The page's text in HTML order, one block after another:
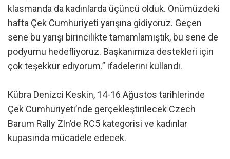
klasmanda da kadınlarda üçüncü olduk. Önümüzdeki
hafta Çek Cumhuriyeti yarışına gidiyoruz. Geçen
sene bu yarışı birincilikte tamamlamıştık, bu sene de
podyumu hedefliyoruz. Başkanımıza destekleri için
çok teşekkür ediyorum.” ifadelerini kullandı.
Kübra Denizci Keskin, 14-16 Ağustos tarihlerinde
Çek Cumhuriyeti’nde gerçekleştirilecek Czech
Barum Rally Zln’de RC5 kategorisi ve kadınlar
kupasında mücadele edecek.